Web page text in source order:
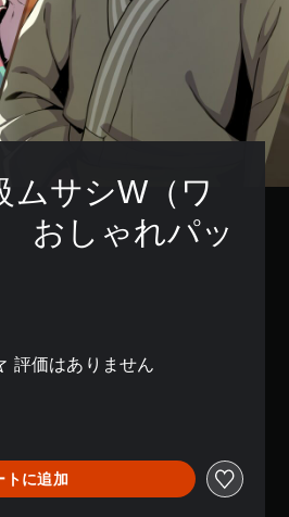
ムサシW（ワ
おしゃれパッ
評価はありません
トに追加